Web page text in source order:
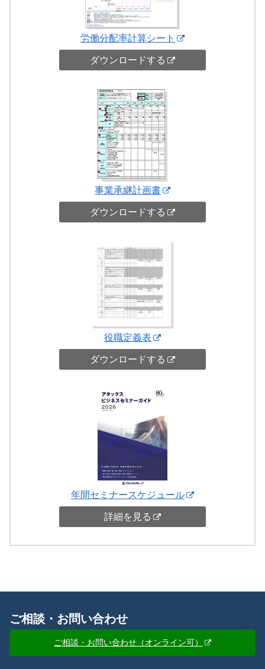
労働分配率計算シート
ダウンロードする
事業承継計画書
ダウンロードする
役職定義表
ダウンロードする
年間セミナースケジュール
詳細を見る
ご相談・お問い合わせ
ご相談・お問い合わせ（オンライン可）